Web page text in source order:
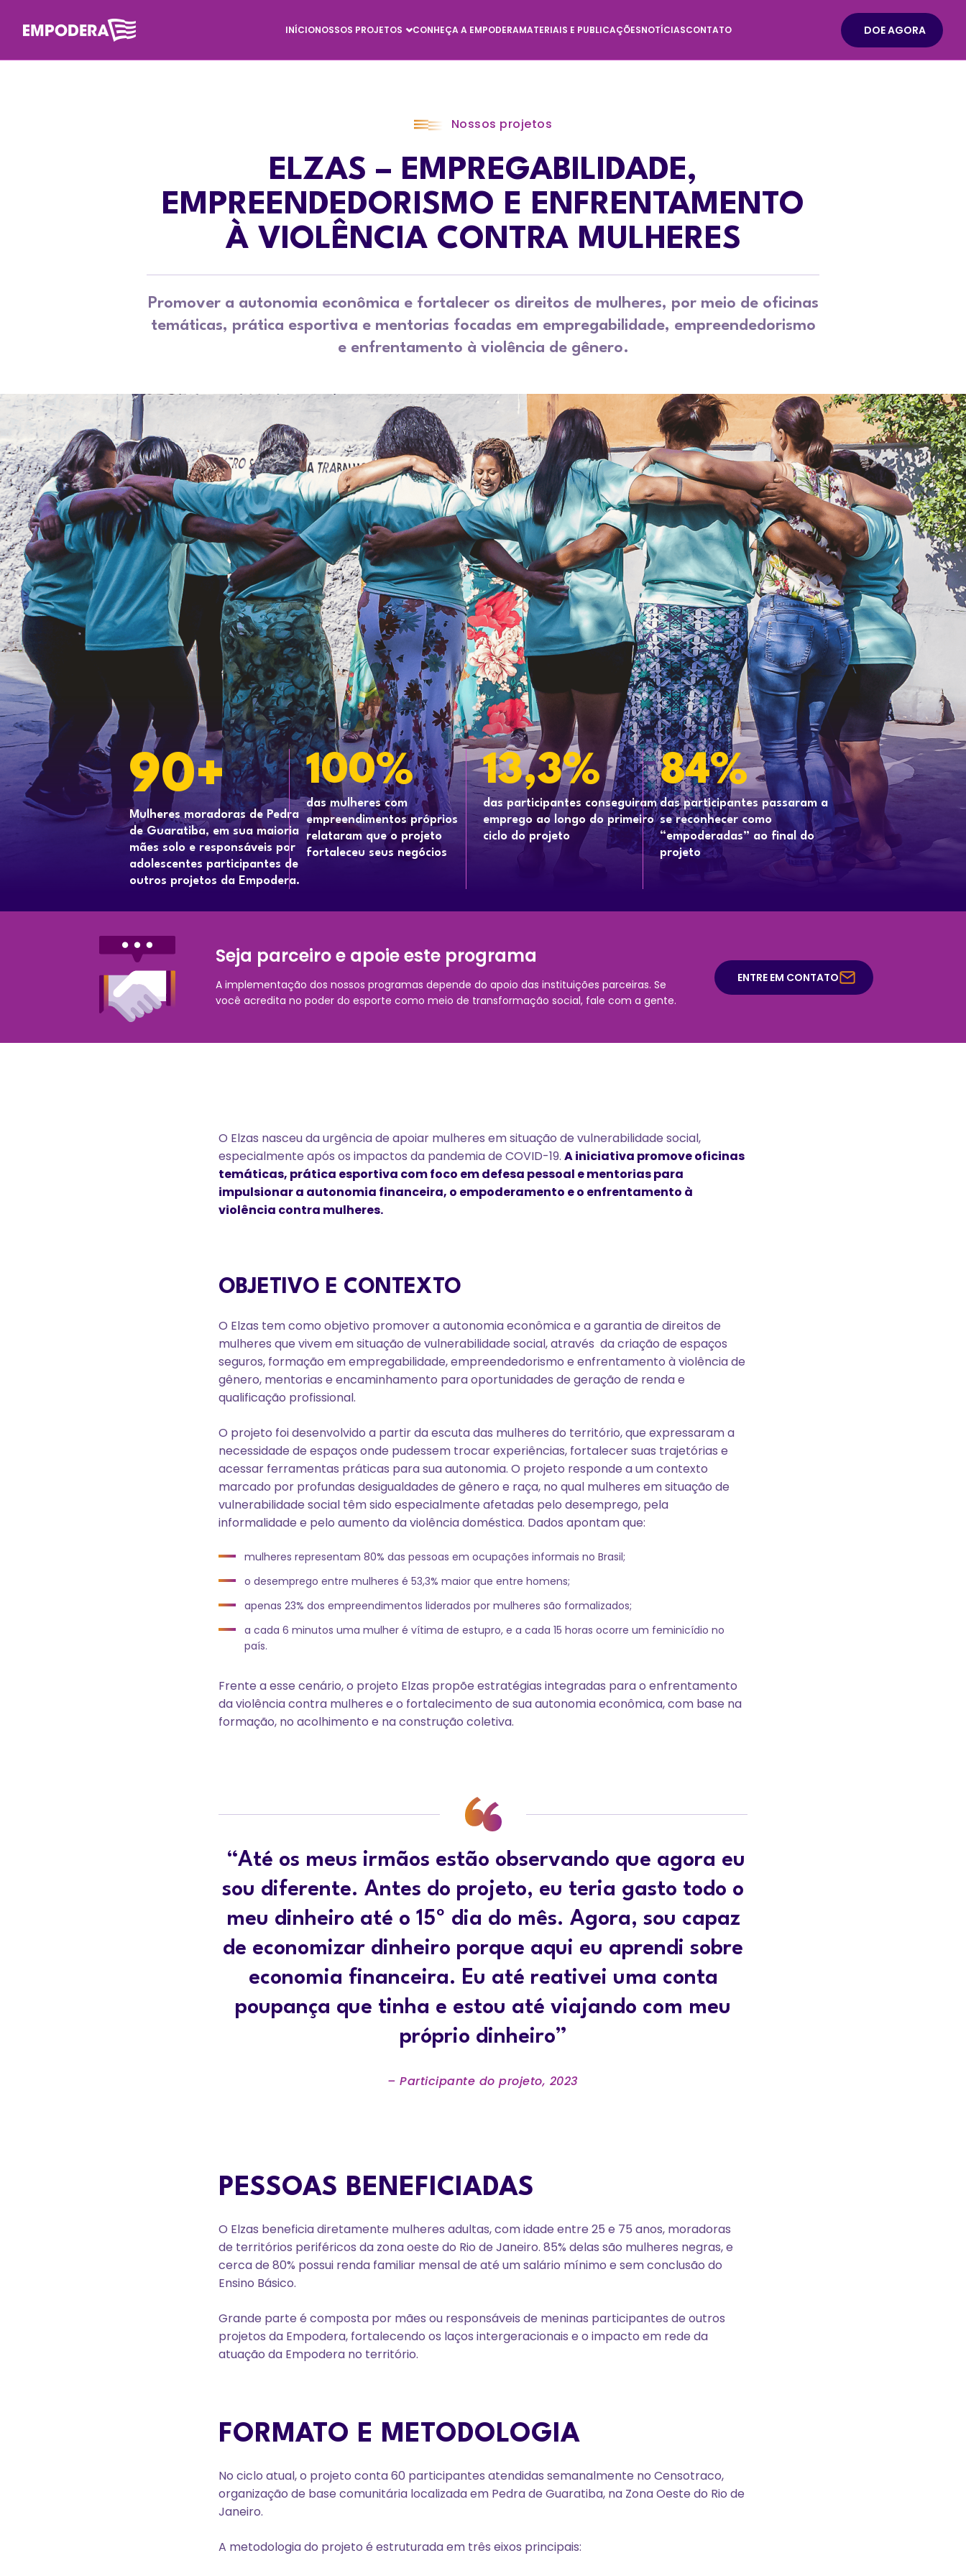
INÍCIONOSSOS PROJETOS CONHEÇA A EMPODERAMATERIAIS E PUBLICAÇÕESNOTÍCIASCONTATO DOE AGORA
Nossos projetos
ELZAS – EMPREGABILIDADE,
EMPREENDEDORISMO E ENFRENTAMENTO
À VIOLÊNCIA CONTRA MULHERES
Promover a autonomia econômica e fortalecer os direitos de mulheres, por meio de oficinas
temáticas, prática esportiva e mentorias focadas em empregabilidade, empreendedorismo
e enfrentamento à violência de gênero.
90+
Mulheres moradoras de Pedra
de Guaratiba, em sua maioria
mães solo e responsáveis por
adolescentes participantes de
outros projetos da Empodera.
100%
das mulheres com
empreendimentos próprios
relataram que o projeto
fortaleceu seus negócios
13,3%
das participantes conseguiram
emprego ao longo do primeiro
ciclo do projeto
84%
das participantes passaram a
se reconhecer como
“empoderadas” ao final do
projeto
Seja parceiro e apoie este programa
A implementação dos nossos programas depende do apoio das instituições parceiras. Se
você acredita no poder do esporte como meio de transformação social, fale com a gente.
ENTRE EM CONTATO
O Elzas nasceu da urgência de apoiar mulheres em situação de vulnerabilidade social,
especialmente após os impactos da pandemia de COVID-19. A iniciativa promove oficinas
temáticas, prática esportiva com foco em defesa pessoal e mentorias para
impulsionar a autonomia financeira, o empoderamento e o enfrentamento à
violência contra mulheres.
OBJETIVO E CONTEXTO
O Elzas tem como objetivo promover a autonomia econômica e a garantia de direitos de
mulheres que vivem em situação de vulnerabilidade social, através da criação de espaços
seguros, formação em empregabilidade, empreendedorismo e enfrentamento à violência de
gênero, mentorias e encaminhamento para oportunidades de geração de renda e
qualificação profissional.
O projeto foi desenvolvido a partir da escuta das mulheres do território, que expressaram a
necessidade de espaços onde pudessem trocar experiências, fortalecer suas trajetórias e
acessar ferramentas práticas para sua autonomia. O projeto responde a um contexto
marcado por profundas desigualdades de gênero e raça, no qual mulheres em situação de
vulnerabilidade social têm sido especialmente afetadas pelo desemprego, pela
informalidade e pelo aumento da violência doméstica. Dados apontam que:
mulheres representam 80% das pessoas em ocupações informais no Brasil;
o desemprego entre mulheres é 53,3% maior que entre homens;
apenas 23% dos empreendimentos liderados por mulheres são formalizados;
a cada 6 minutos uma mulher é vítima de estupro, e a cada 15 horas ocorre um feminicídio no
país.
Frente a esse cenário, o projeto Elzas propõe estratégias integradas para o enfrentamento
da violência contra mulheres e o fortalecimento de sua autonomia econômica, com base na
formação, no acolhimento e na construção coletiva.
“Até os meus irmãos estão observando que agora eu
sou diferente. Antes do projeto, eu teria gasto todo o
meu dinheiro até o 15º dia do mês. Agora, sou capaz
de economizar dinheiro porque aqui eu aprendi sobre
economia financeira. Eu até reativei uma conta
poupança que tinha e estou até viajando com meu
próprio dinheiro”
– Participante do projeto, 2023
PESSOAS BENEFICIADAS
O Elzas beneficia diretamente mulheres adultas, com idade entre 25 e 75 anos, moradoras
de territórios periféricos da zona oeste do Rio de Janeiro. 85% delas são mulheres negras, e
cerca de 80% possui renda familiar mensal de até um salário mínimo e sem conclusão do
Ensino Básico.
Grande parte é composta por mães ou responsáveis de meninas participantes de outros
projetos da Empodera, fortalecendo os laços intergeracionais e o impacto em rede da
atuação da Empodera no território.
FORMATO E METODOLOGIA
No ciclo atual, o projeto conta 60 participantes atendidas semanalmente no Censotraco,
organização de base comunitária localizada em Pedra de Guaratiba, na Zona Oeste do Rio de
Janeiro.
A metodologia do projeto é estruturada em três eixos principais: